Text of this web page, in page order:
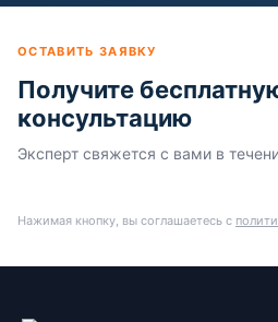
ОСТАВИТЬ ЗАЯВКУ
Получите
консультацию
Эксперт свяжется с вами в
Нажимая кнопку, вы соглашаетесь с